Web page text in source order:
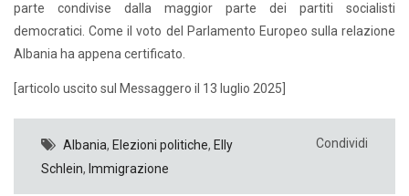
parte condivise dalla maggior parte dei partiti socialisti
democratici. Come il voto del Parlamento Europeo sulla relazione
Albania ha appena certificato.
[articolo uscito sul Messaggero il 13 luglio 2025]
Albania, Elezioni politiche, Elly
Schlein, Immigrazione
Condividi